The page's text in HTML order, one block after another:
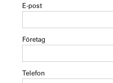
E-post
Företag
Telefon